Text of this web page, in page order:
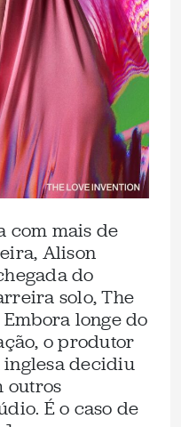
com mais de
Alison
do
solo, The
longe do
o produtor
decidiu
outros
É o caso de